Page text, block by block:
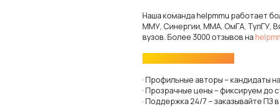
Наша команда helpmmu работает
ММУ, Синергии, ММА, ОмГА, ТулГУ,
вузов. Более 3000 отзывов на
· Профильные авторы – кандидаты
· Прозрачные цены – фиксируем до
· Поддержка 24/7 – заказывайте ПЗ